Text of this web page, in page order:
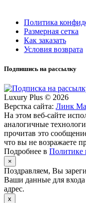
Политика
Размерная сетка
Как заказать
Условия возврата
Подпишись на рассылку
Luxury Plus © 2026
Верстка сайта: Линк
На этом веб-сайте
аналогичные
прочитав это
что вы не возражаете
Подробнее в Политике
×
Поздравляем, Вы
Ваши данные для
адрес.
x